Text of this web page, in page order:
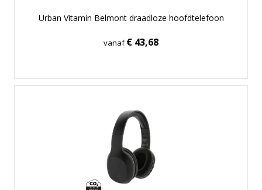
Urban Vitamin Belmont draadloze hoofdtelefoon
vanaf€ 43,68